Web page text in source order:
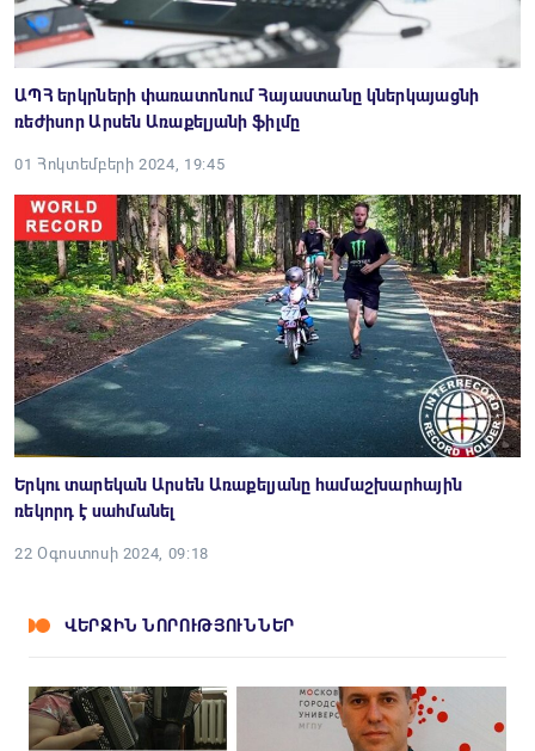
ԱՊՀ երկրների փառատոնում Հայաստանը կներկայացնի
ռեժիսոր Արսեն Առաքելյանի ֆիլմը
01 Հոկտեմբերի 2024, 19:45
Երկու տարեկան Արսեն Առաքելյանը համաշխարհային
ռեկորդ է սահմանել
22 Օգոստոսի 2024, 09:18
ՎԵՐՋԻՆ ՆՈՐՈՒԹՅՈՒՆՆԵՐ